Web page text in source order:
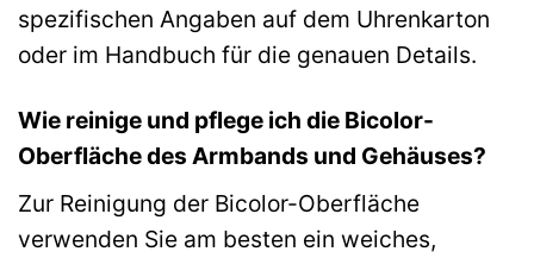
spezifischen Angaben auf dem Uhrenkarton
oder im Handbuch für die genauen Details.
Wie reinige und pflege ich die Bicolor-
Oberfläche des Armbands und Gehäuses?
Zur Reinigung der Bicolor-Oberfläche
verwenden Sie am besten ein weiches,